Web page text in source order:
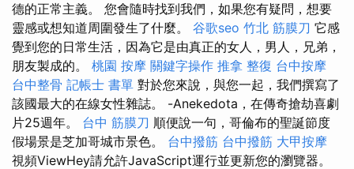
德的正常主義。 您會隨時找到我們，如果您有疑問，想要
靈感或想知道周圍發生了什麼。 谷歌seo 竹北 筋膜刀 它感
覺到您的日常生活，因為它是由真正的女人，男人，兄弟，
朋友製成的。 桃園 按摩 關鍵字操作 推拿 整復 台中按摩
台中整骨 記帳士 書單 對於您來說，與您一起，我們撰寫了
該國最大的在線女性雜誌。 -Anekedota，在傳奇搶劫喜劇
片25週年。 台中 筋膜刀 順便說一句，哥倫布的聖誕節度
假場景是芝加哥城市景色。 台中撥筋 台中撥筋 大甲按摩
視頻ViewHey請允許JavaScript運行並更新您的瀏覽器。